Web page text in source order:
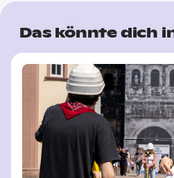
Das könnte dich